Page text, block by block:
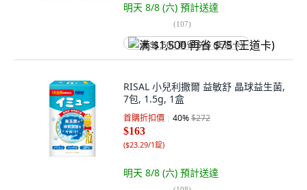
明天 8/8 (六) 預計送達
(107)
满 $1,500 再省 $75 (王道卡)
RISAL 小兒利撒爾 益敏舒 晶球益生菌,
7包, 1.5g, 1盒
首購折扣價 40%$272
$163
($23.29/1錠)
明天 8/8 (六) 預計送達